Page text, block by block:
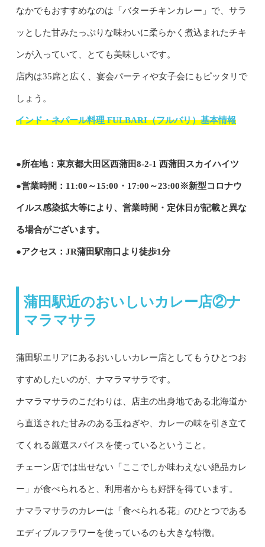
なかでもおすすめなのは「バターチキンカレー」で、サラ
ッとした甘みたっぷりな味わいに柔らかく煮込まれたチキ
ンが入っていて、とても美味しいです。
店内は35席と広く、宴会パーティや女子会にもピッタリで
しょう。
インド・ネパール料理 FULBARI（フルバリ）基本情報
●所在地：東京都大田区西蒲田8-2-1 西蒲田スカイハイツ
●営業時間：11:00～15:00・17:00～23:00※新型コロナウ
イルス感染拡大等により、営業時間・定休日が記載と異な
る場合がございます。
●アクセス：JR蒲田駅南口より徒歩1分
蒲田駅近のおいしいカレー店②ナ
マラマサラ
蒲田駅エリアにあるおいしいカレー店としてもうひとつお
すすめしたいのが、ナマラマサラです。
ナマラマサラのこだわりは、店主の出身地である北海道か
ら直送された甘みのある玉ねぎや、カレーの味を引き立て
てくれる厳選スパイスを使っているということ。
チェーン店では出せない「ここでしか味わえない絶品カレ
ー」が食べられると、利用者からも好評を得ています。
ナマラマサラのカレーは「食べられる花」のひとつである
エディブルフラワーを使っているのも大きな特徴。